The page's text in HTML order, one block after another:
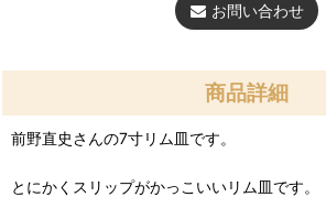
お問い合わせ
商品詳細
前野直史さんの7寸リム皿です。
とにかくスリップがかっこいいリム皿です。